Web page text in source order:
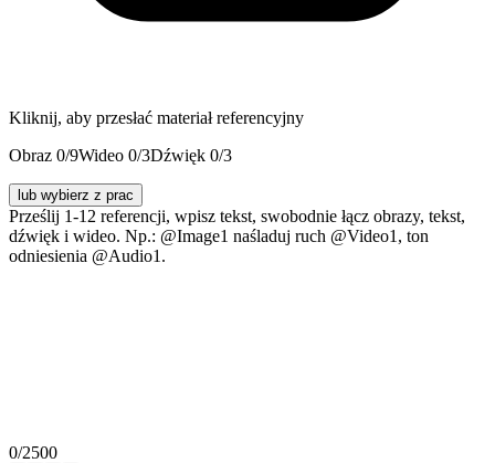
Kliknij, aby przesłać materiał referencyjny
Obraz 0/9Wideo 0/3Dźwięk 0/3
lub wybierz z prac
Prześlij 1-12 referencji, wpisz tekst, swobodnie łącz obrazy, tekst,
dźwięk i wideo. Np.: @Image1 naśladuj ruch @Video1, ton
odniesienia @Audio1.
0/2500